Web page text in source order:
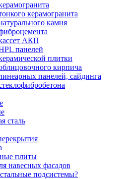
керамогранита
камня
АКП
панелей
плитки
кирпича
панелей, сайдинга
сталь
плиты
навесных фасадов
подсистемы?